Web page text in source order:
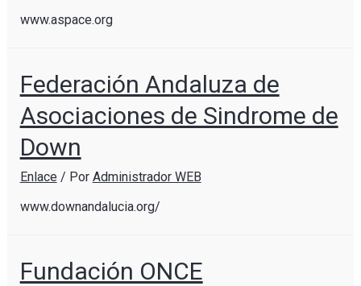
www.aspace.org
Federación Andaluza de
Asociaciones de Sindrome de
Down
Enlace/ Por Administrador WEB
www.downandalucia.org/
Fundación ONCE